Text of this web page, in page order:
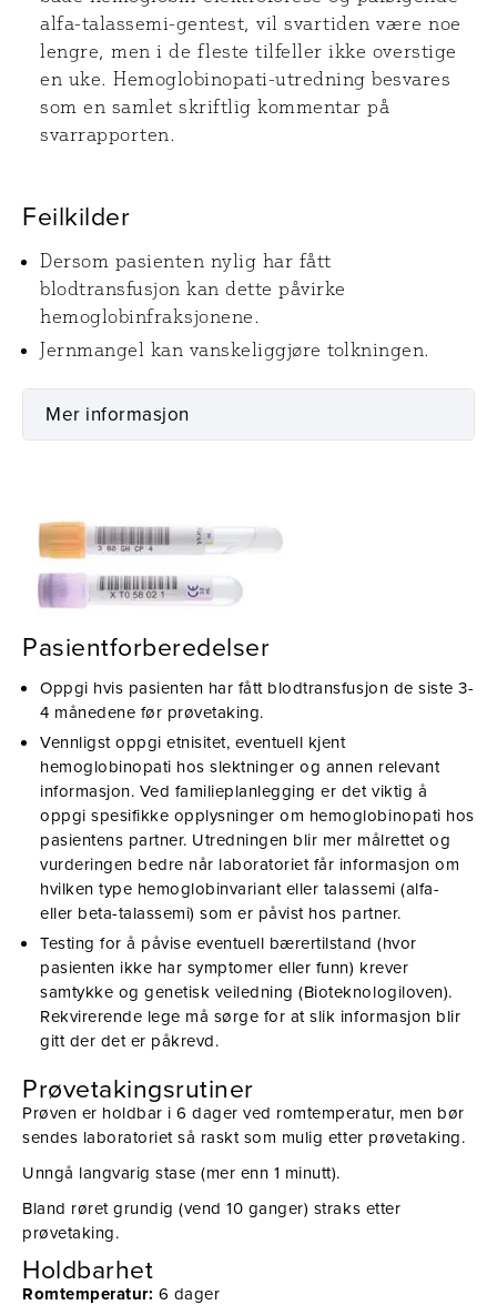
alfa-talassemi-gentest, vil svartiden være noe
lengre, men i de fleste tilfeller ikke overstige
en uke. Hemoglobinopati-utredning besvares
som en samlet skriftlig kommentar på
svarrapporten.
Feilkilder
Dersom pasienten nylig har fått
blodtransfusjon kan dette påvirke
hemoglobinfraksjonene.
Jernmangel kan vanskeliggjøre tolkningen.
Mer informasjon
Prøvetaking
Pasientforberedelser
Oppgi hvis pasienten har fått blodtransfusjon de siste 3-
4 månedene før prøvetaking.
Vennligst oppgi etnisitet, eventuell kjent
hemoglobinopati hos slektninger og annen relevant
informasjon. Ved familieplanlegging er det viktig å
oppgi spesifikke opplysninger om hemoglobinopati hos
pasientens partner. Utredningen blir mer målrettet og
vurderingen bedre når laboratoriet får informasjon om
hvilken type hemoglobinvariant eller talassemi (alfa-
eller beta-talassemi) som er påvist hos partner.
Testing for å påvise eventuell bærertilstand (hvor
pasienten ikke har symptomer eller funn) krever
samtykke og genetisk veiledning (Bioteknologiloven).
Rekvirerende lege må sørge for at slik informasjon blir
gitt der det er påkrevd.
Prøvetakingsrutiner
Prøven er holdbar i 6 dager ved romtemperatur, men bør
sendes laboratoriet så raskt som mulig etter prøvetaking.
Unngå langvarig stase (mer enn 1 minutt).
Bland røret grundig (vend 10 ganger) straks etter
prøvetaking.
Holdbarhet
Romtemperatur: 6 dager